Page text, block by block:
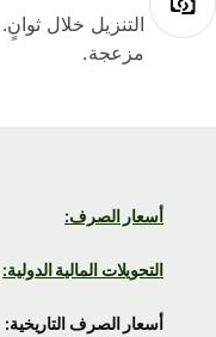
التنزيل خلال
مزعجة.
أسعار الصرف:
التحويلات المالية الدولية:
أسعار الصرف التاريخية: